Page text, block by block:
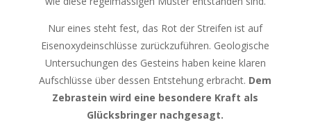
Nur eines steht fest, das Rot der Streifen ist auf
Eisenoxydeinschlüsse zurückzuführen. Geologische
Untersuchungen des Gesteins haben keine klaren
Aufschlüsse über dessen Entstehung erbracht. Dem
Zebrastein wird eine besondere Kraft als
Glücksbringer nachgesagt.